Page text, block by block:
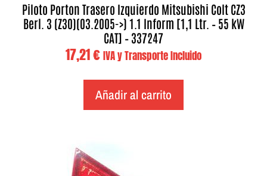
Piloto Porton Trasero Izquierdo Mitsubishi Colt CZ3
Berl. 3 (Z30)(03.2005->) 1.1 Inform [1,1 Ltr. – 55 kW
CAT] – 337247
17,21€ IVA y Transporte Incluido
Añadir al carrito